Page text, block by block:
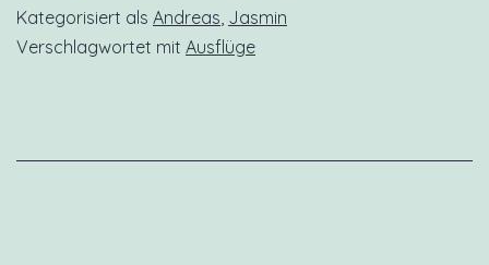
Kategorisiert als Andreas Jasmin
Verschlagwortet mit Ausflüge